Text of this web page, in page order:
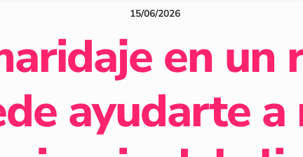
15/06/2026
en un
ayudarte